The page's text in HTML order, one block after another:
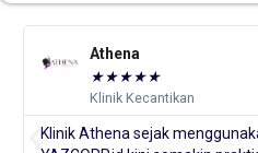
Athena
★★★★★
Klinik Kecantikan
Klinik Athena sejak